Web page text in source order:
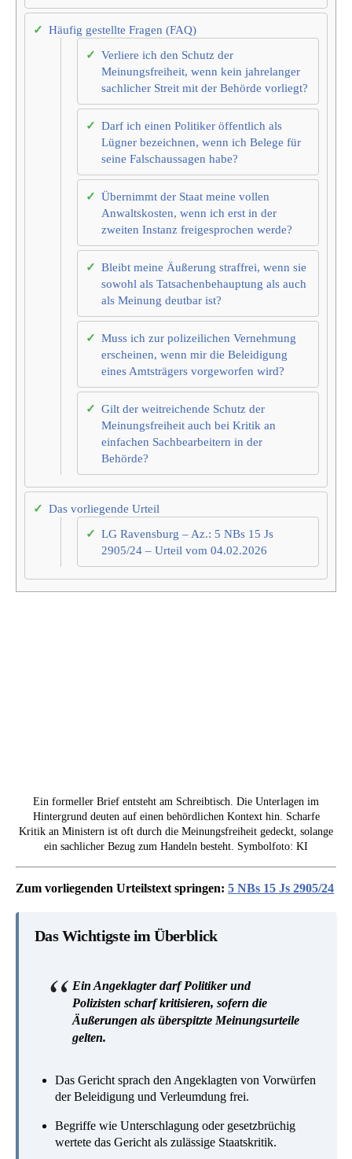
Häufig gestellte Fragen (FAQ)
Verliere ich den Schutz der
Meinungsfreiheit, wenn kein jahrelanger
sachlicher Streit mit der Behörde vorliegt?
Darf ich einen Politiker öffentlich als
Lügner bezeichnen, wenn ich Belege für
seine Falschaussagen habe?
Übernimmt der Staat meine vollen
Anwaltskosten, wenn ich erst in der
zweiten Instanz freigesprochen werde?
Bleibt meine Äußerung straffrei, wenn sie
sowohl als Tatsachenbehauptung als auch
als Meinung deutbar ist?
Muss ich zur polizeilichen Vernehmung
erscheinen, wenn mir die Beleidigung
eines Amtsträgers vorgeworfen wird?
Gilt der weitreichende Schutz der
Meinungsfreiheit auch bei Kritik an
einfachen Sachbearbeitern in der
Behörde?
Das vorliegende Urteil
LG Ravensburg – Az.: 5 NBs 15 Js
2905/24 – Urteil vom 04.02.2026
Ein formeller Brief entsteht am Schreibtisch. Die Unterlagen im
Hintergrund deuten auf einen behördlichen Kontext hin. Scharfe
Kritik an Ministern ist oft durch die Meinungsfreiheit gedeckt, solange
ein sachlicher Bezug zum Handeln besteht. Symbolfoto: KI
Zum vorliegenden Urteilstext springen: 5 NBs 15 Js 2905/24
Das Wichtigste im Überblick
Ein Angeklagter darf Politiker und
Polizisten scharf kritisieren, sofern die
Äußerungen als überspitzte Meinungsurteile
gelten.
Das Gericht sprach den Angeklagten von Vorwürfen
der Beleidigung und Verleumdung frei.
Begriffe wie Unterschlagung oder gesetzbrüchig
wertete das Gericht als zulässige Staatskritik.